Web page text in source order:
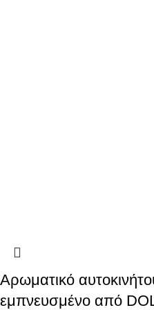
Αρωματικό
εμπνευσμένο από